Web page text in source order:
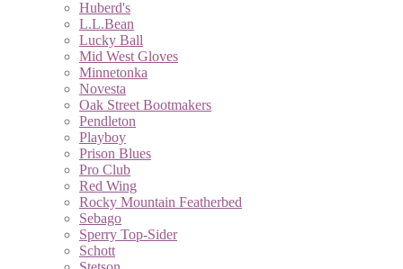
Huberd's
L.L.Bean
Lucky Ball
Mid West Gloves
Minnetonka
Novesta
Oak Street Bootmakers
Pendleton
Playboy
Prison Blues
Pro Club
Red Wing
Rocky Mountain Featherbed
Sebago
Sperry Top-Sider
Schott